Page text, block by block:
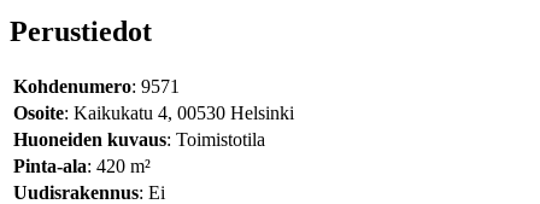
Perustiedot
Kohdenumero: 9571
Osoite: Kaikukatu 4, 00530 Helsinki
Huoneiden kuvaus: Toimistotila
Pinta-ala: 420 m²
Uudisrakennus: Ei